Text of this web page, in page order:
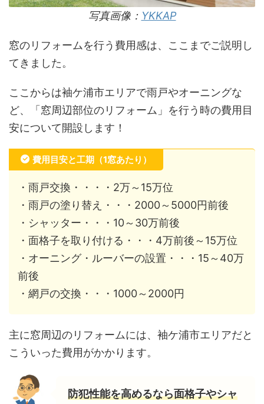
写真画像： YKKAP
窓のリフォームを行う費用感は、ここまでご説明し
てきました。
ここからは袖ケ浦市エリアで雨戸やオーニングな
ど、「窓周辺部位のリフォーム」を行う時の費用目
安について開設します！
費用目安と工期（1窓あたり）
・雨戸交換・・・・2万～15万位
・雨戸の塗り替え・・・2000～5000円前後
・シャッター・・・10～30万前後
・面格子を取り付ける・・・4万前後～15万位
・オーニング・ルーバーの設置・・・15～40万
前後
・網戸の交換・・・1000～2000円
主に窓周辺のリフォームには、袖ケ浦市エリアだと
こういった費用がかかります。
防犯性能を高めるなら面格子やシャ